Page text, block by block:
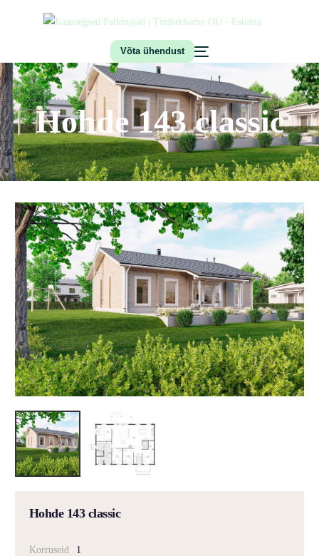
Võta ühendust
Hohde 143 classic
Hohde 143 classic
Korruseid
1